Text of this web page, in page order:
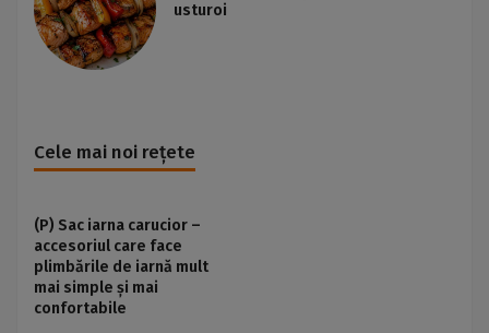
usturoi
Cele mai noi rețete
(P) Sac iarna carucior –
accesoriul care face
plimbările de iarnă mult
mai simple și mai
confortabile